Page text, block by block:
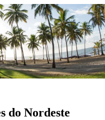
do Nordeste